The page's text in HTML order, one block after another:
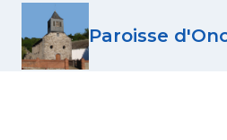
Paroisse